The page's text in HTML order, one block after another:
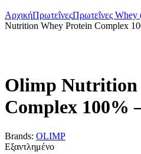
ΑρχικήΠρωτεΐνεςΠρωτεΐνες
Nutrition Whey Protein Complex
Olimp Nutrition
Complex 100%
Brands: OLIMP
Εξαντλημένο